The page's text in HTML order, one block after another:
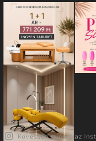
Kövessen minket az